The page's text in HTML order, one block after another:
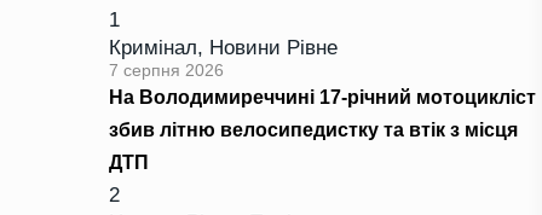
1
Кримінал, Новини Рівне
7 серпня 2026
На Володимиреччині 17-річний мотоцикліст
збив літню велосипедистку та втік з місця
ДТП
2